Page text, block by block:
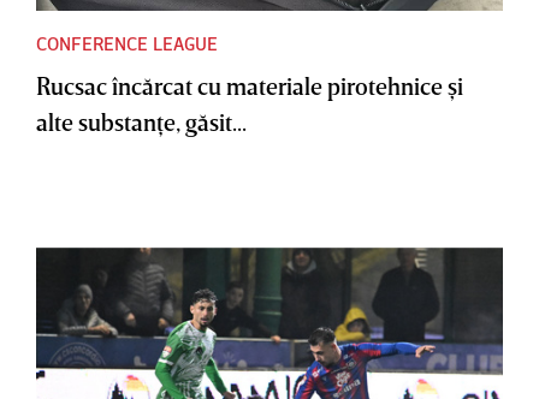
CONFERENCE LEAGUE
Rucsac încărcat cu materiale pirotehnice şi
alte substanţe, găsit...